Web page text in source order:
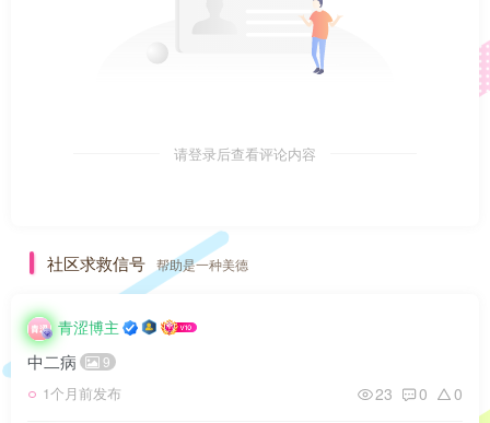
请登录后查看评论内容
社区求救信号 帮助是一种美德
青涩博主
中二病 9
1个月前发布 23 0 0